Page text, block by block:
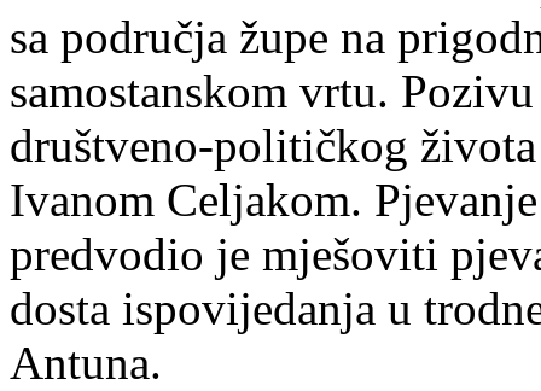
sa područja župe na
samostanskom vrtu.
društveno-političkog
Ivanom Celjakom.
predvodio je mješoviti
dosta ispovijedanja u
Antuna.